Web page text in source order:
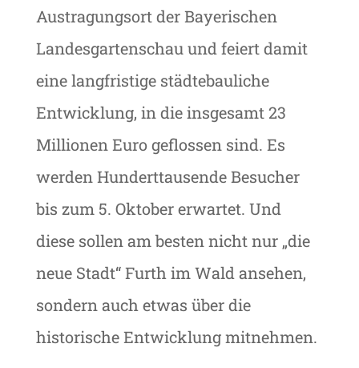
Austragungsort der Bayerischen
Landesgartenschau und feiert damit
eine langfristige städtebauliche
Entwicklung, in die insgesamt 23
Millionen Euro geflossen sind. Es
werden Hunderttausende Besucher
bis zum 5. Oktober erwartet. Und
diese sollen am besten nicht nur „die
neue Stadt“ Furth im Wald ansehen,
sondern auch etwas über die
historische Entwicklung mitnehmen.